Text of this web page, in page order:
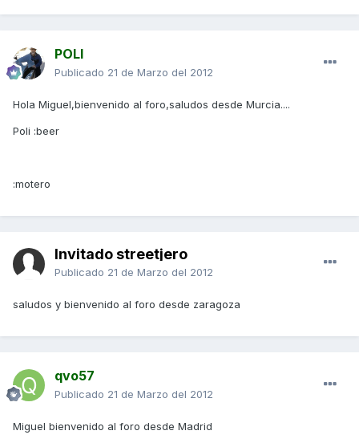
POLI
Publicado 21 de Marzo del 2012
Hola Miguel,bienvenido al foro,saludos desde Murcia....
Poli :beer
:motero
Invitado streetjero
Publicado 21 de Marzo del 2012
saludos y bienvenido al foro desde zaragoza
qvo57
Publicado 21 de Marzo del 2012
Miguel bienvenido al foro desde Madrid